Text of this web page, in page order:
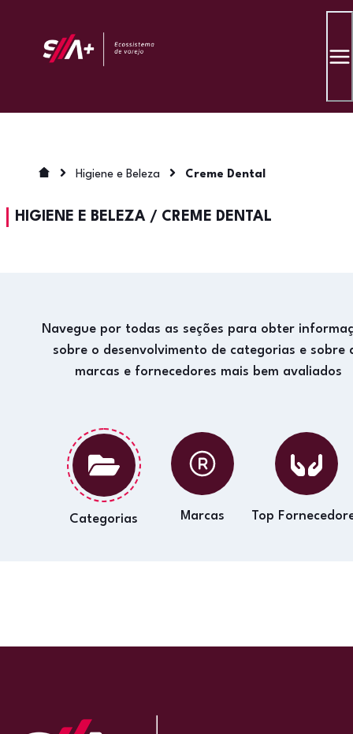
Higiene e Beleza Creme Dental
HIGIENE E BELEZA / CREME DENTAL
Navegue por todas as seções para obter
sobre o desenvolvimento de categorias e sobre
marcas e fornecedores mais bem avaliados
Categorias Marcas Top